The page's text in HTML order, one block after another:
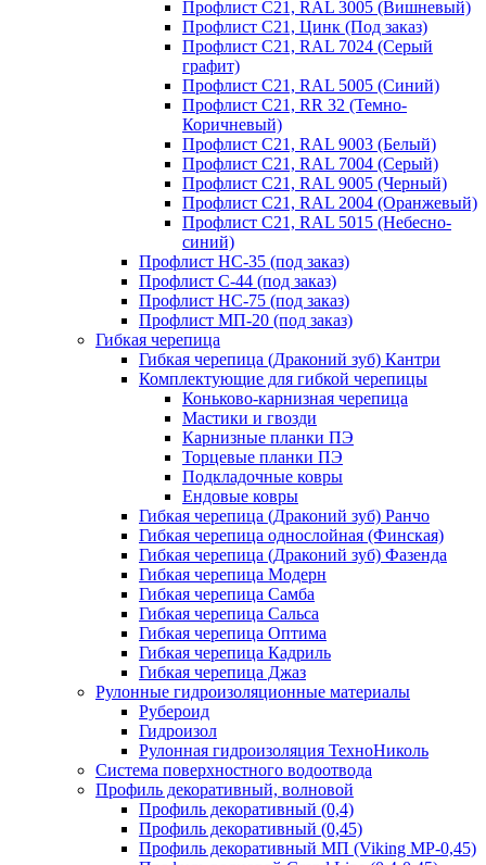
Профлист С21, RAL 3005 (Вишневый)
Профлист С21, Цинк (Под заказ)
Профлист С21, RAL 7024 (Серый
графит)
Профлист С21, RAL 5005 (Синий)
Профлист С21, RR 32 (Темно-
Коричневый)
Профлист С21, RAL 9003 (Белый)
Профлист С21, RAL 7004 (Серый)
Профлист С21, RAL 9005 (Черный)
Профлист С21, RAL 2004 (Оранжевый)
Профлист С21, RAL 5015 (Небесно-
синий)
Профлист НС-35 (под заказ)
Профлист С-44 (под заказ)
Профлист НС-75 (под заказ)
Профлист МП-20 (под заказ)
Гибкая черепица
Гибкая черепица (Драконий зуб) Кантри
Комплектующие для гибкой черепицы
Коньково-карнизная черепица
Мастики и гвозди
Карнизные планки ПЭ
Торцевые планки ПЭ
Подкладочные ковры
Ендовые ковры
Гибкая черепица (Драконий зуб) Ранчо
Гибкая черепица однослойная (Финская)
Гибкая черепица (Драконий зуб) Фазенда
Гибкая черепица Модерн
Гибкая черепица Самба
Гибкая черепица Сальса
Гибкая черепица Оптима
Гибкая черепица Кадриль
Гибкая черепица Джаз
Рулонные гидроизоляционные материалы
Рубероид
Гидроизол
Рулонная гидроизоляция ТехноНиколь
Система поверхностного водоотвода
Профиль декоративный, волновой
Профиль декоративный (0,4)
Профиль декоративный (0,45)
Профиль декоративный МП (Viking MP-0,45)